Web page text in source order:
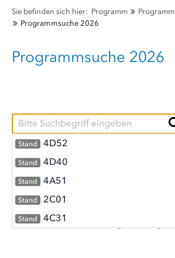
Sie befinden sich hier: Programm
Programmsuche 2026
Programmsuche 2026
Stand 4D52
Stand 4D40
Stand 4A51
Stand 2C01
Stand 4C31
Es wurden leider keine Ergebnisse